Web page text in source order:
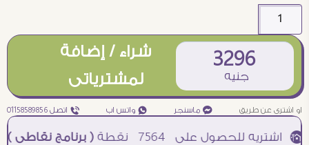
3296
جنيه
شراء / إضافة
لمشترياتى
او اشترى عن طريق ¥ ماسنجر ₧ واتس اب ƒ اتصل 01158589856
7564 نقطة( برنامج نقاطى )à خصم 5% للعملاء الجدد à شحن مجانى عند الشراء ب 4000 جنيه à